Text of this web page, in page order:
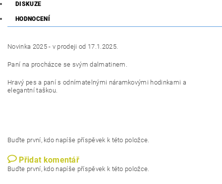
DISKUZE
HODNOCENÍ
Novinka 2025 - v prodeji od 17.1.2025.
Paní na procházce se svým dalmatinem.
Hravý pes a paní s odnímatelnými náramkovými hodinkami a
elegantní taškou.
Buďte první, kdo napíše příspěvek k této položce.
Přidat komentář
Buďte první, kdo napíše příspěvek k této položce.